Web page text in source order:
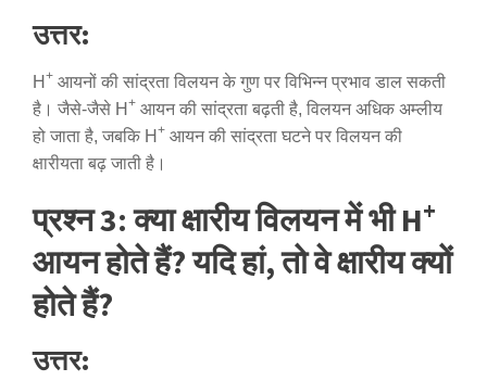
उत्तर:
H + आयनों की सांद्रता विलयन के गुण पर विभिन्न प्रभाव डाल सकती
है। जैसे-जैसे H + आयन की सांद्रता बढ़ती है, विलयन अधिक अम्लीय
हो जाता है, जबकि H + आयन की सांद्रता घटने पर विलयन की
क्षारीयता बढ़ जाती है।
प्रश्न 3: क्या क्षारीय विलयन में भी H+
आयन होते हैं? यदि हां, तो वे क्षारीय क्यों
होते हैं?
उत्तर: